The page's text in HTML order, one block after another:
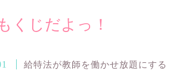
もくじだよっ！
給特法が教師を働かせ放題にする